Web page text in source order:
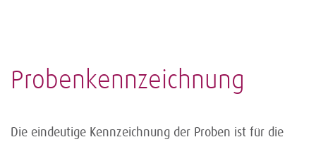
Probenkennzeichnung
Die eindeutige Kennzeichnung der Proben ist für die